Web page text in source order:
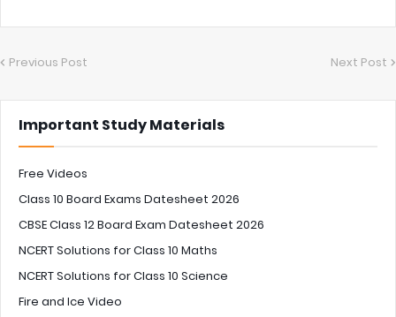
Previous Post Next Post
Important Study Materials
Free Videos
Class 10 Board Exams Datesheet 2026
CBSE Class 12 Board Exam Datesheet 2026
NCERT Solutions for Class 10 Maths
NCERT Solutions for Class 10 Science
Fire and Ice Video